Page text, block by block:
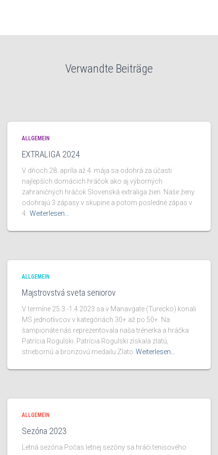
Verwandte Beiträge
ALLGEMEIN
EXTRALIGA 2024
V dňoch 28. apríla až 4. mája sa odohrá za účasti
najlepších domácich hráčok ako aj výborných
zahraničných hráčok Slovenská extraliga žien. Naše ženy
odohrajú 3 zápasy v skupine a potom posledné zápas v
4. Weiterlesen…
ALLGEMEIN
Majstrovstvá sveta seniorov
V termíne 25.3.-1.4.2023 sa v Manavgate (Turecko) konali
MS jednotlivcov v kategóriách 30+ až po 50+. Na
šampionáte nás reprezentovala naša trénerka a hráčka
Patrícia Rogulski. Patrícia Rogulski získala zlatú,
striebornú a bronzovú medailu Zlato Weiterlesen…
ALLGEMEIN
Sezóna 2023
Letná sezóna Počas letnej sezóny sa hráči tenisového